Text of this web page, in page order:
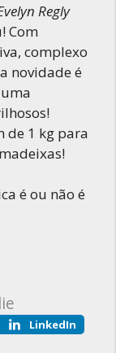
Regly
Com
complexo
novidade é
de 1 kg para
é ou não é
LinkedIn